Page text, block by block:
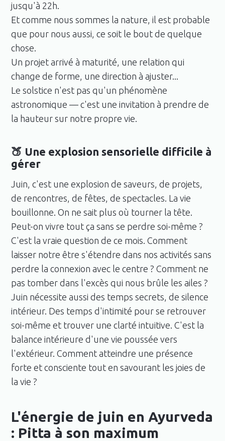
jusqu'à 22h.
Et comme nous sommes la nature, il est probable
que pour nous aussi, ce soit le bout de quelque
chose.
Un projet arrivé à maturité, une relation qui
change de forme, une direction à ajuster...
Le solstice n'est pas qu'un phénomène
astronomique — c'est une invitation à prendre de
la hauteur sur notre propre vie.
🍑 Une explosion sensorielle difficile à
gérer
Juin, c'est une explosion de saveurs, de projets,
de rencontres, de fêtes, de spectacles. La vie
bouillonne. On ne sait plus où tourner la tête.
Peut-on vivre tout ça sans se perdre soi-même ?
C'est la vraie question de ce mois. Comment
laisser notre être s'étendre dans nos activités sans
perdre la connexion avec le centre ? Comment ne
pas tomber dans l'excès qui nous brûle les ailes ?
Juin nécessite aussi des temps secrets, de silence
intérieur. Des temps d'intimité pour se retrouver
soi-même et trouver une clarté intuitive. C'est la
balance intérieure d'une vie poussée vers
l'extérieur. Comment atteindre une présence
forte et consciente tout en savourant les joies de
la vie ?
L'énergie de juin en Ayurveda
: Pitta à son maximum